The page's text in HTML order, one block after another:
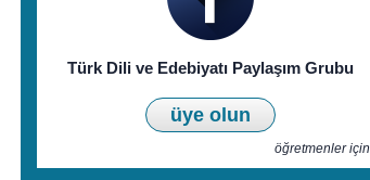
Türk Dili ve Edebiyatı Paylaşım Grubu
üye olun
öğretmenler için